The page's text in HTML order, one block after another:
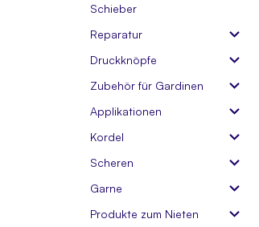
Schieber
Reparatur
Druckknöpfe
Zubehör für Gardinen
Applikationen
Kordel
Scheren
Garne
Produkte zum Nieten